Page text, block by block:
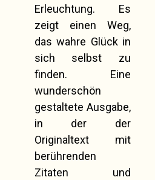
Erleuchtung. Es
zeigt einen Weg,
das wahre Glück in
sich selbst zu
finden. Eine
wunderschön
gestaltete Ausgabe,
in der der
Originaltext mit
berührenden
Zitaten und